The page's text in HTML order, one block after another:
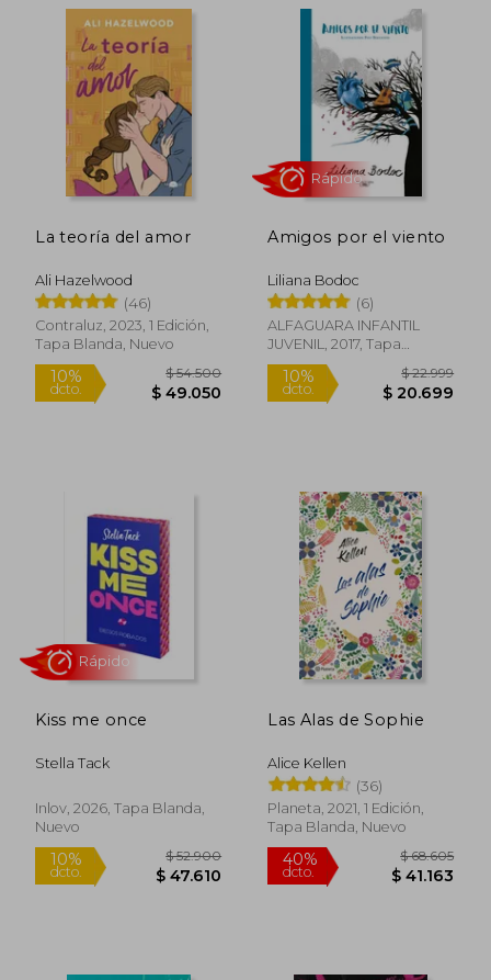
$ 43.999
$
La teoría del amor
Ali Hazelwood
(46)
Contraluz, 2023, 1 Edición,
Tapa Blanda, Nuevo
dcto.
Amigos por el viento
Liliana Bodoc
(6)
ALFAGUARA INFANTIL
JUVENIL, 2017, Tapa
Blanda, Nuevo
dcto.
Rápido
Kiss me once
Stella Tack
Inlov, 2026, Tapa Blanda,
Nuevo
Las Alas de Sophie
Alice Kellen
(36)
Planeta, 2021, 1 Edición,
Tapa Blanda, Nuevo